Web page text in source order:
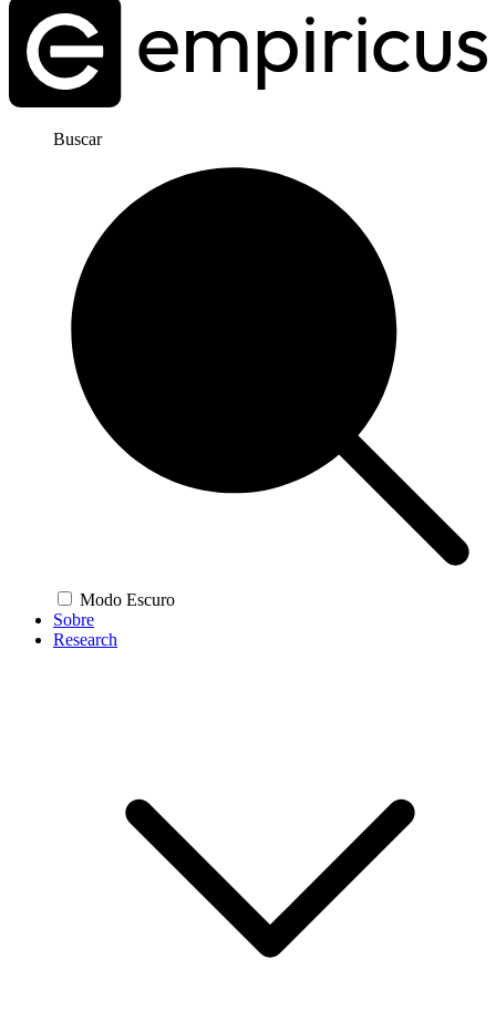
Buscar
Modo Escuro
Sobre
Research